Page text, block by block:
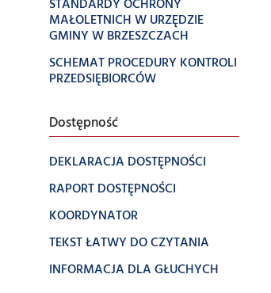
STANDARDY OCHRONY
MAŁOLETNICH W URZĘDZIE
GMINY W BRZESZCZACH
SCHEMAT PROCEDURY KONTROLI
PRZEDSIĘBIORCÓW
Dostępność
DEKLARACJA DOSTĘPNOŚCI
RAPORT DOSTĘPNOŚCI
KOORDYNATOR
TEKST ŁATWY DO CZYTANIA
INFORMACJA DLA GŁUCHYCH